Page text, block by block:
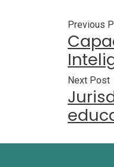
Previous
Next Post